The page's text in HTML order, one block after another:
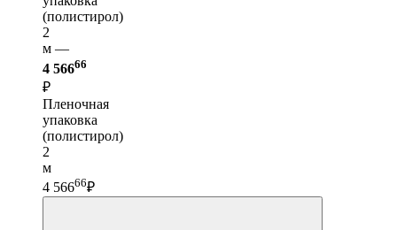
(полистирол)
2
м —
4 56666
₽
Пленочная
упаковка
(полистирол)
2
м
4 56666₽